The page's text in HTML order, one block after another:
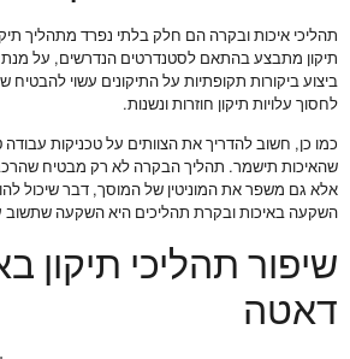
תהליכי איכות ובקרה הם חלק בלתי נפרד מתהליך
תיקון מתבצע בהתאם לסטנדרטים הנדרשים, על מנת
ביצוע ביקורות תקופתיות על התיקונים עשוי להבטיח
לחסוך עלויות תיקון חוזרות ונשנות.
כמו כן, חשוב להדריך את הצוותים על טכניקות
שהאיכות תישמר. תהליך הבקרה לא רק מבטיח
אלא גם משפר את המוניטין של המוסך, דבר שיכול
השקעה באיכות ובקרת תהליכים היא השקעה שתשוב
שיפור תהליכי תיקון
דאטה